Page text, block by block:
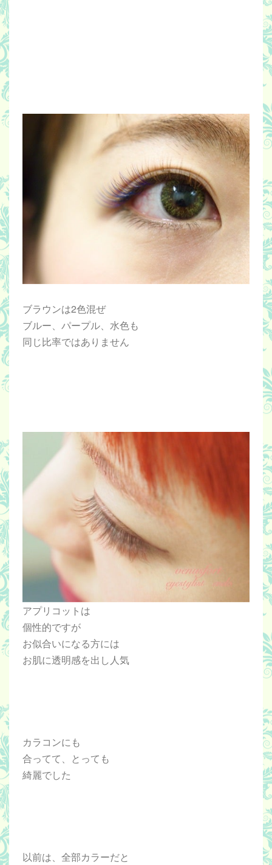
ブラウンは2色混ぜ
ブルー、パープル、水色も
同じ比率ではありません
アプリコットは
個性的ですが
お似合いになる方には
お肌に透明感を出し人気
カラコンにも
合ってて、とっても
綺麗でした
以前は、全部カラーだと